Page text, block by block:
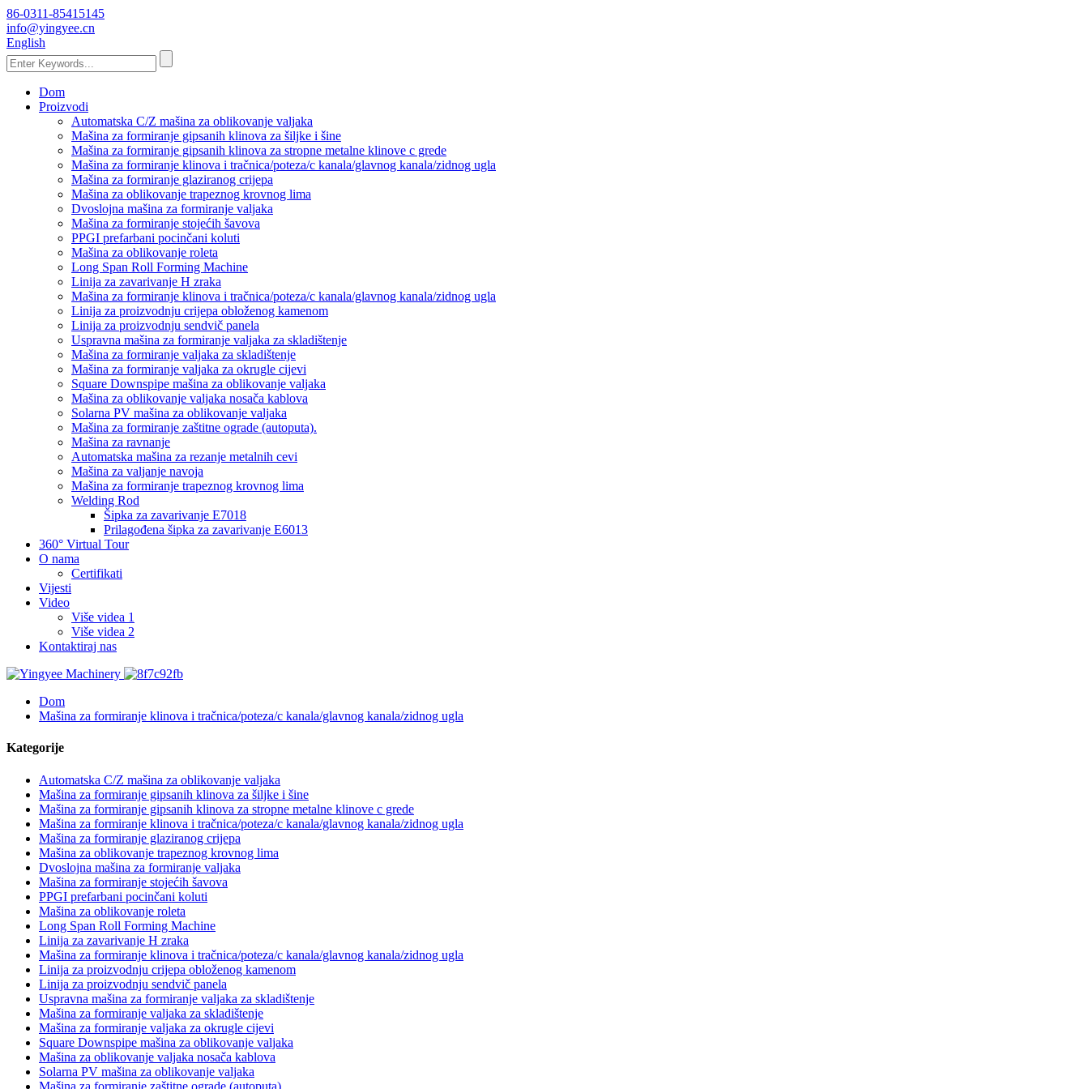
86-0311-85415145
info@yingyee.cn
English
Dom
Proizvodi
Automatska C/Z mašina za oblikovanje valjaka
Mašina za formiranje gipsanih klinova za šiljke i šine
Mašina za formiranje gipsanih klinova za stropne metalne klinove c grede
Mašina za formiranje klinova i tračnica/poteza/c kanala/glavnog kanala/zidnog ugla
Mašina za formiranje glaziranog crijepa
Mašina za oblikovanje trapeznog krovnog lima
Dvoslojna mašina za formiranje valjaka
Mašina za formiranje stojećih šavova
PPGI prefarbani pocinčani koluti
Mašina za oblikovanje roleta
Long Span Roll Forming Machine
Linija za zavarivanje H zraka
Mašina za formiranje klinova i tračnica/poteza/c kanala/glavnog kanala/zidnog ugla
Linija za proizvodnju crijepa obloženog kamenom
Linija za proizvodnju sendvič panela
Uspravna mašina za formiranje valjaka za skladištenje
Mašina za formiranje valjaka za skladištenje
Mašina za formiranje valjaka za okrugle cijevi
Square Downspipe mašina za oblikovanje valjaka
Mašina za oblikovanje valjaka nosača kablova
Solarna PV mašina za oblikovanje valjaka
Mašina za formiranje zaštitne ograde (autoputa).
Mašina za ravnanje
Automatska mašina za rezanje metalnih cevi
Mašina za valjanje navoja
Mašina za formiranje trapeznog krovnog lima
Welding Rod
Šipka za zavarivanje E7018
Prilagođena šipka za zavarivanje E6013
360° Virtual Tour
O nama
Certifikati
Vijesti
Video
Više videa 1
Više videa 2
Kontaktiraj nas
Dom
Mašina za formiranje klinova i tračnica/poteza/c kanala/glavnog kanala/zidnog ugla
Kategorije
Automatska C/Z mašina za oblikovanje valjaka
Mašina za formiranje gipsanih klinova za šiljke i šine
Mašina za formiranje gipsanih klinova za stropne metalne klinove c grede
Mašina za formiranje klinova i tračnica/poteza/c kanala/glavnog kanala/zidnog ugla
Mašina za formiranje glaziranog crijepa
Mašina za oblikovanje trapeznog krovnog lima
Dvoslojna mašina za formiranje valjaka
Mašina za formiranje stojećih šavova
PPGI prefarbani pocinčani koluti
Mašina za oblikovanje roleta
Long Span Roll Forming Machine
Linija za zavarivanje H zraka
Mašina za formiranje klinova i tračnica/poteza/c kanala/glavnog kanala/zidnog ugla
Linija za proizvodnju crijepa obloženog kamenom
Linija za proizvodnju sendvič panela
Uspravna mašina za formiranje valjaka za skladištenje
Mašina za formiranje valjaka za skladištenje
Mašina za formiranje valjaka za okrugle cijevi
Square Downspipe mašina za oblikovanje valjaka
Mašina za oblikovanje valjaka nosača kablova
Solarna PV mašina za oblikovanje valjaka
Mašina za formiranje zaštitne ograde (autoputa).